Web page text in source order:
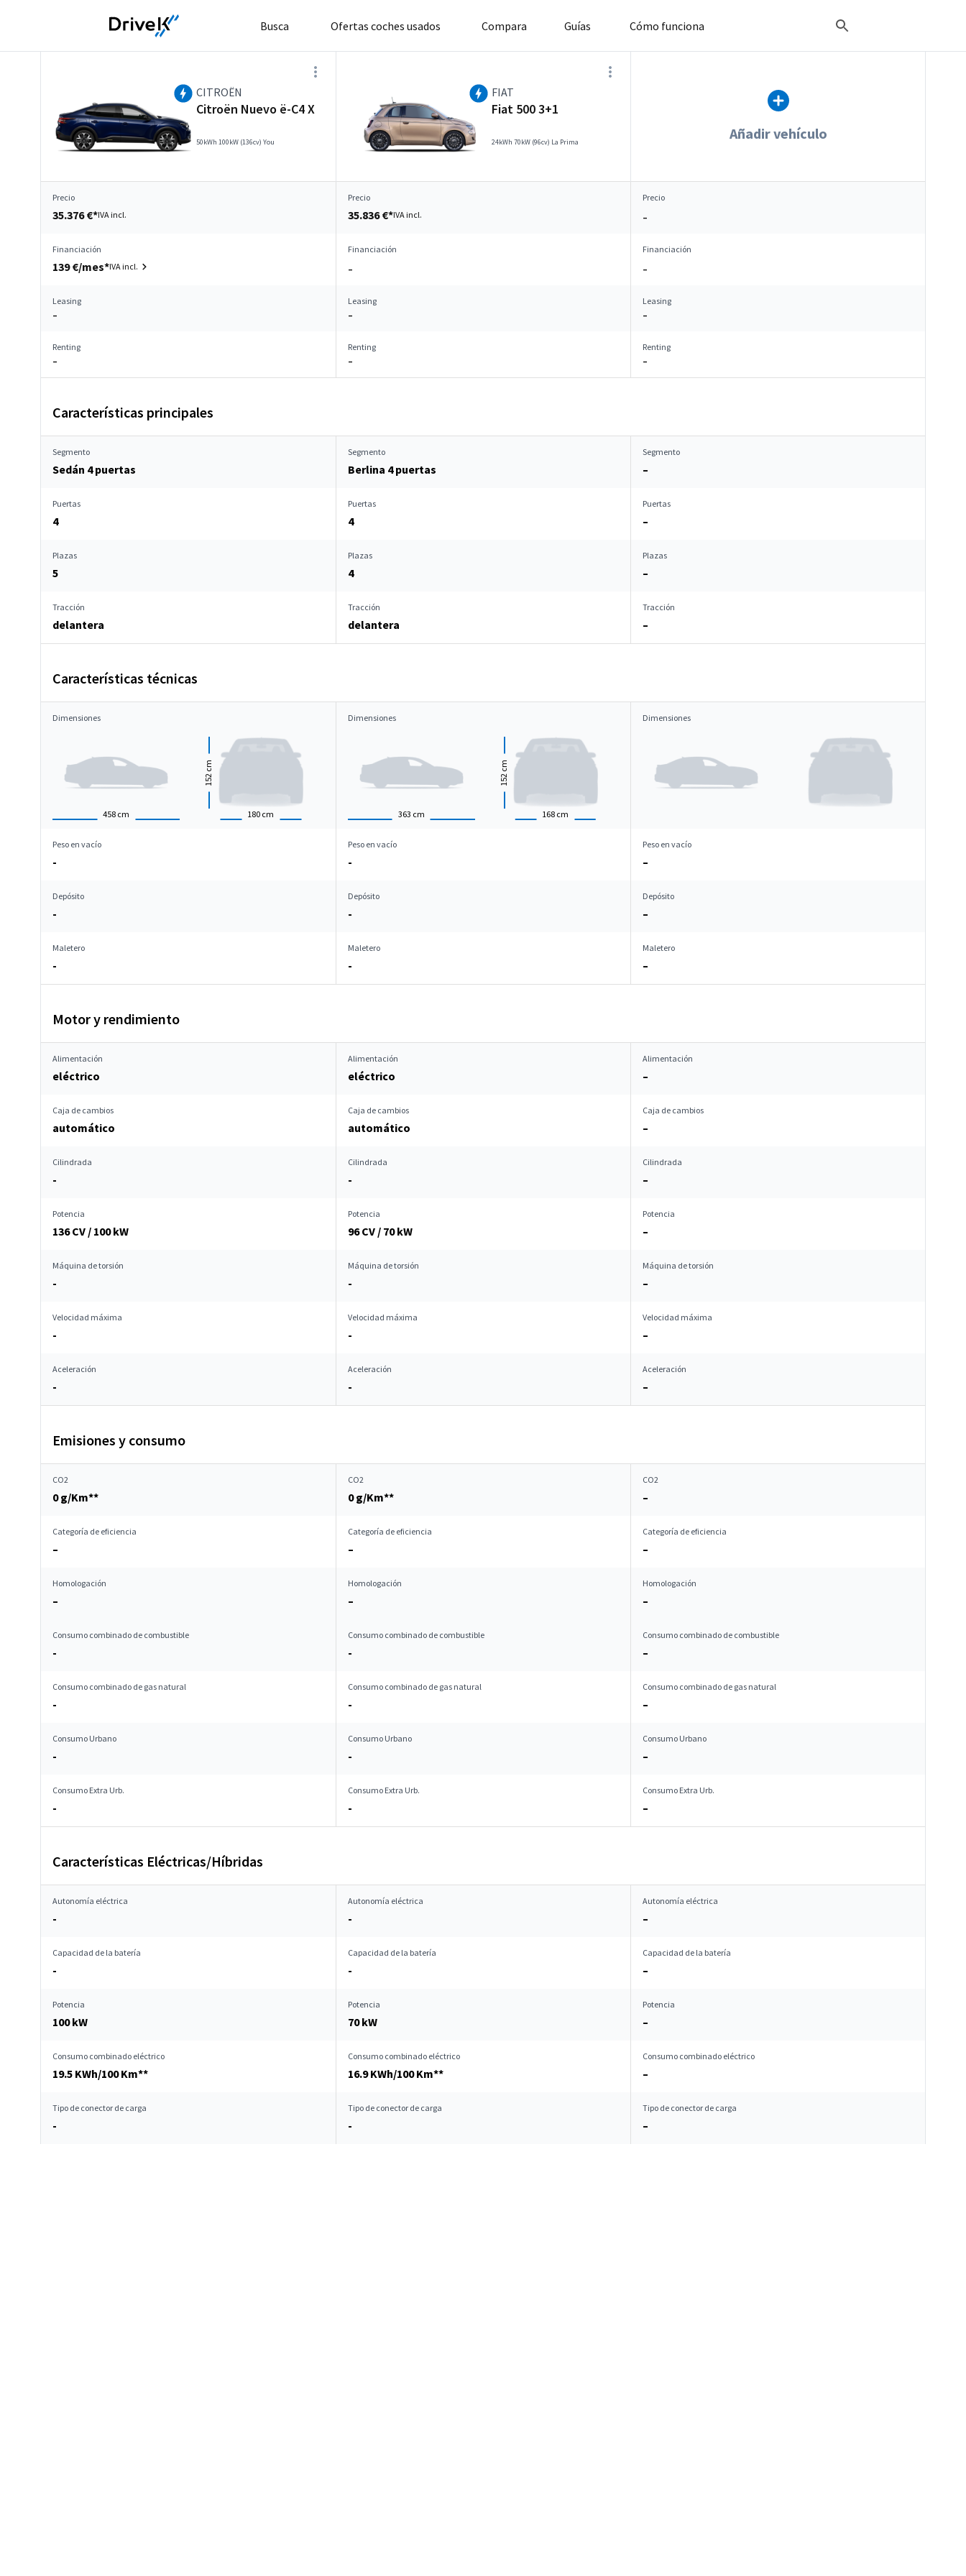
Busca Ofertas coches usados Compara Guías Cómo funciona
CITROËN
Citroën Nuevo ë-C4 X
50kWh 100kW (136cv) You
FIAT
Fiat 500 3+1
24kWh 70kW (96cv) La Prima Añadir vehículo
Precio
35.376 €*IVA incl.
Precio
35.836 €*IVA incl.
Precio
–
Financiación
139 €/mes*IVA incl.
Financiación
–
Financiación
–
Leasing
–
Leasing
–
Leasing
–
Renting
–
Renting
–
Renting
–
Características principales
Segmento
Sedán 4 puertas
Segmento
Berlina 4 puertas
Segmento
–
Puertas
4
Puertas
4
Puertas
–
Plazas
5
Plazas
4
Plazas
–
Tracción
delantera
Tracción
delantera
Tracción
–
Características técnicas
Dimensiones
458 cm 180 cm
152
cm
Dimensiones
363 cm 168 cm
152
cm
Dimensiones
Peso en vacío
-
Peso en vacío
-
Peso en vacío
–
Depósito
-
Depósito
-
Depósito
–
Maletero
-
Maletero
-
Maletero
–
Motor y rendimiento
Alimentación
eléctrico
Alimentación
eléctrico
Alimentación
–
Caja de cambios
automático
Caja de cambios
automático
Caja de cambios
–
Cilindrada
-
Cilindrada
-
Cilindrada
–
Potencia
136 CV / 100 kW
Potencia
96 CV / 70 kW
Potencia
–
Máquina de torsión
-
Máquina de torsión
-
Máquina de torsión
–
Velocidad máxima
-
Velocidad máxima
-
Velocidad máxima
–
Aceleración
-
Aceleración
-
Aceleración
–
Emisiones y consumo
CO2
0 g/Km**
CO2
0 g/Km**
CO2
–
Categoría de eficiencia
–
Categoría de eficiencia
–
Categoría de eficiencia
–
Homologación
–
Homologación
–
Homologación
–
Consumo combinado de combustible
-
Consumo combinado de combustible
-
Consumo combinado de combustible
–
Consumo combinado de gas natural
-
Consumo combinado de gas natural
-
Consumo combinado de gas natural
–
Consumo Urbano
-
Consumo Urbano
-
Consumo Urbano
–
Consumo Extra Urb.
-
Consumo Extra Urb.
-
Consumo Extra Urb.
–
Características Eléctricas/Híbridas
Autonomía eléctrica
-
Autonomía eléctrica
-
Autonomía eléctrica
–
Capacidad de la batería
-
Capacidad de la batería
-
Capacidad de la batería
–
Potencia
100 kW
Potencia
70 kW
Potencia
–
Consumo combinado eléctrico
19.5 KWh/100 Km**
Consumo combinado eléctrico
16.9 KWh/100 Km**
Consumo combinado eléctrico
–
Tipo de conector de carga
-
Tipo de conector de carga
-
Tipo de conector de carga
–